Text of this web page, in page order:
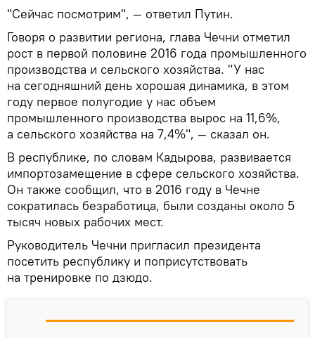
"Сейчас посмотрим", — ответил Путин.
Говоря о развитии региона, глава Чечни отметил
рост в первой половине 2016 года промышленного
производства и сельского хозяйства. "У нас
на сегодняшний день хорошая динамика, в этом
году первое полугодие у нас объем
промышленного производства вырос на 11,6%,
а сельского хозяйства на 7,4%", — сказал он.
В республике, по словам Кадырова, развивается
импортозамещение в сфере сельского хозяйства.
Он также сообщил, что в 2016 году в Чечне
сократилась безработица, были созданы около 5
тысяч новых рабочих мест.
Руководитель Чечни пригласил президента
посетить республику и поприсутствовать
на тренировке по дзюдо.